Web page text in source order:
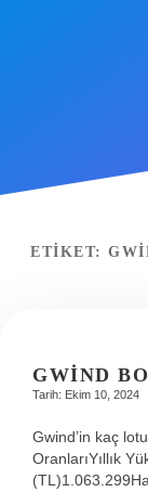
Gizlilik Politikası
ETIKET:
GWIND
Tarih: Ekim 10, 2024
Gwind’in kaç
OranlarıYıllık